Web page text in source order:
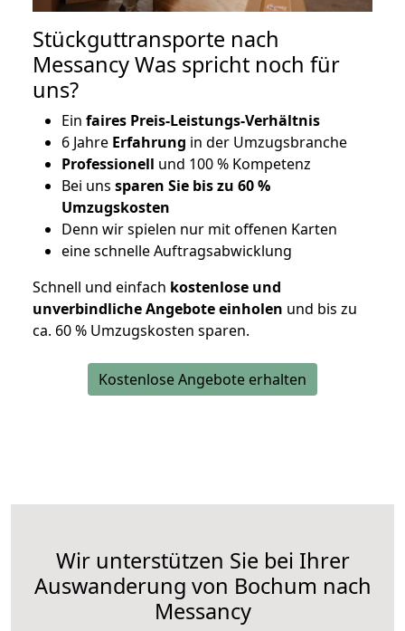
Stückguttransporte nach
Messancy Was spricht noch für
uns?
Ein faires Preis-Leistungs-Verhältnis
6 Jahre Erfahrung in der Umzugsbranche
Professionell und 100 % Kompetenz
Bei uns sparen Sie bis zu 60 %
Umzugskosten
Denn wir spielen nur mit offenen Karten
eine schnelle Auftragsabwicklung
Schnell und einfach kostenlose und
unverbindliche Angebote einholen und bis zu
ca. 60 % Umzugskosten sparen.
Kostenlose Angebote erhalten
Wir unterstützen Sie bei Ihrer
Auswanderung von Bochum nach
Messancy